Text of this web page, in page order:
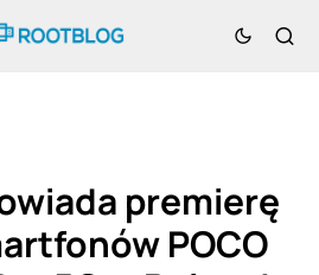
premierę
POCO